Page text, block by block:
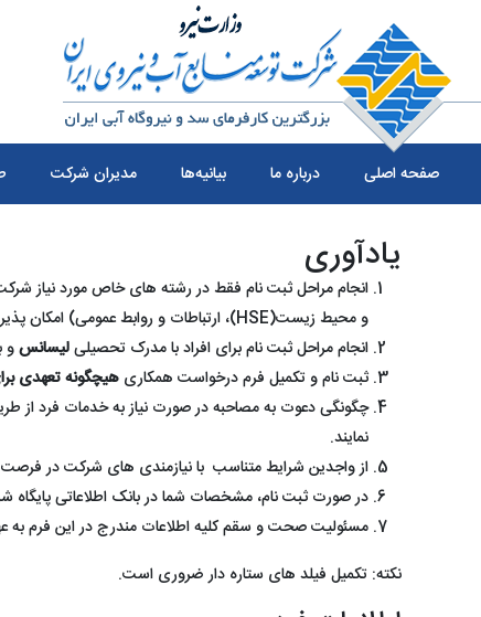
صفحه اصلی درباره ما بیانیه‌ها مدیران شرکت
یادآوری
انجام مراحل ثبت نام فقط در رشته های خاص مورد نیاز
و محیط زیست(HSE)، ارتباطات و روابط عمومی) امکان پذیر می باشد.
انجام مراحل ثبت نام برای افراد با مدرک تحصیلیلیسانسو
ثبت نام و تکمیل فرم درخواست همکاری هیچگونه تعهدی
چگونگی دعوت به مصاحبه در صورت نیاز به خدمات فرد از
نمایند.
از واجدین شرایط متناسب با نیازمندی های شرکت در
در صورت ثبت نام، مشخصات شما در بانک اطلاعاتی
مسئولیت صحت و سقم کلیه اطلاعات مندرج در این فرم
نکته: تکمیل فیلد های ستاره دار ضروری است.